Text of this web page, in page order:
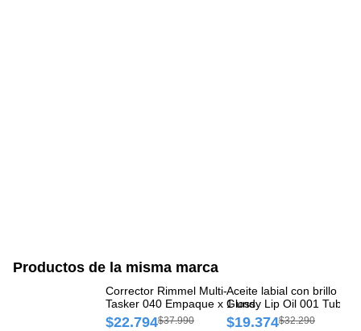
Productos de la misma marca
Corrector Rimmel Multi-
Tasker 040 Empaque x 1 und
$22.794$37.990
Aceite labial con brillo
Glossy Lip Oil 001 Tubo x
und
$19.374$32.290